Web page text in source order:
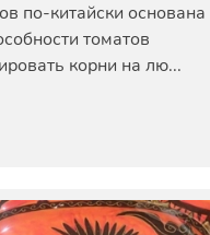
по-китайски основана
томатов
корни на лю...